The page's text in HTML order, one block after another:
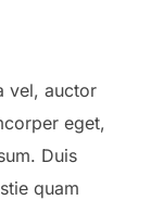
vel, auctor
eget,
Duis
quam